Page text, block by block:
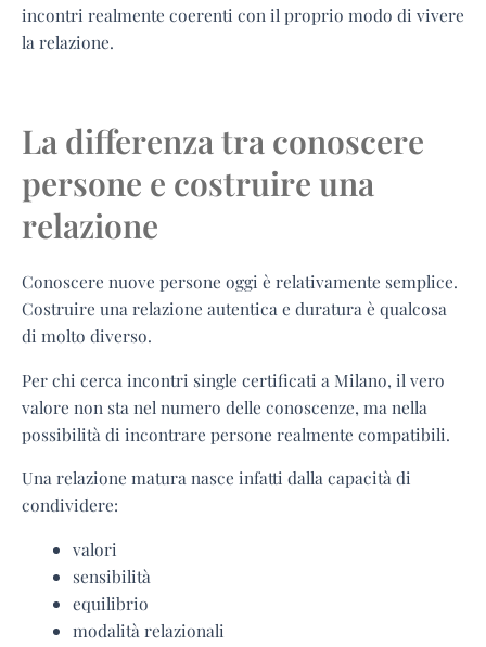
incontri realmente coerenti con il proprio modo di vivere
la relazione.
La differenza tra conoscere
persone e costruire una
relazione
Conoscere nuove persone oggi è relativamente semplice.
Costruire una relazione autentica e duratura è qualcosa
di molto diverso.
Per chi cerca incontri single certificati a Milano, il vero
valore non sta nel numero delle conoscenze, ma nella
possibilità di incontrare persone realmente compatibili.
Una relazione matura nasce infatti dalla capacità di
condividere:
valori
sensibilità
equilibrio
modalità relazionali